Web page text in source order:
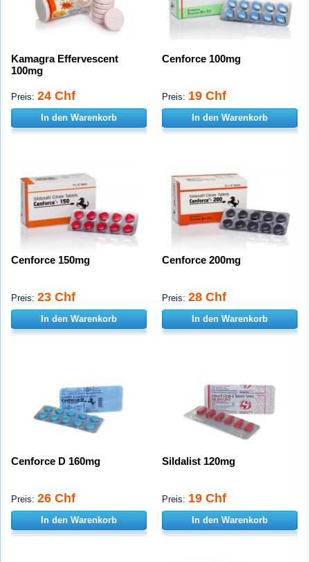
Kamagra Effervescent
100mg
Preis: 24 Chf
In den Warenkorb
Cenforce 100mg
Preis: 19 Chf
In den Warenkorb
Cenforce 150mg
Preis: 23 Chf
In den Warenkorb
Cenforce 200mg
Preis: 28 Chf
In den Warenkorb
Cenforce D 160mg
Preis: 26 Chf
In den Warenkorb
Sildalist 120mg
Preis: 19 Chf
In den Warenkorb